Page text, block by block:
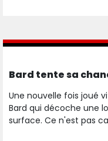
Bard tente sa
Une nouvelle fois joué
Bard qui décoche une
surface. Ce n'est pas